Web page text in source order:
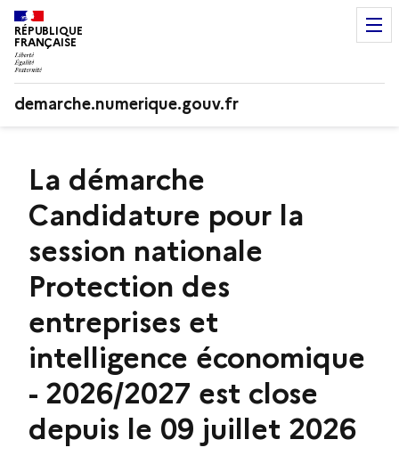
RÉPUBLIQUE
FRANÇAISE
demarche.numerique.gouv.fr
La démarche
Candidature pour la
session nationale
Protection des
entreprises et
intelligence économique
- 2026/2027 est close
depuis le 09 juillet 2026